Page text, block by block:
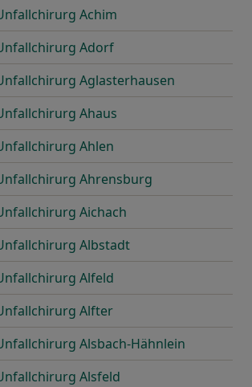
Achim
Adorf
Aglasterhausen
Ahaus
Ahlen
Ahrensburg
Aichach
Albstadt
Alfeld
Alfter
Alsbach-Hähnlein
Alsfeld